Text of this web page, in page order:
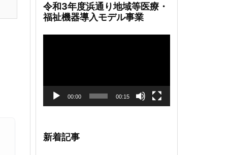
令和3年度浜通り地域等医療・
福祉機器導入モデル事業
ヤ
00:00 00:15
新着記事